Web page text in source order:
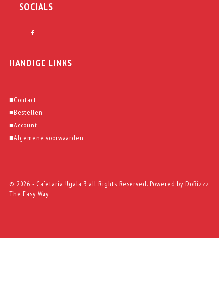
SOCIALS
HANDIGE LINKS
■Contact
■Bestellen
■Account
■Algemene voorwaarden
© 2026 - Cafetaria Ugala 3 all Rights Reserved. Powered by DoBizzz
The Easy Way